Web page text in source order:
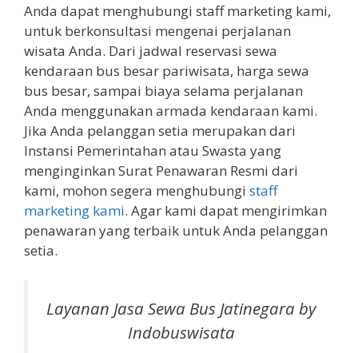
Anda dapat menghubungi staff marketing kami,
untuk berkonsultasi mengenai perjalanan
wisata Anda. Dari jadwal reservasi sewa
kendaraan bus besar pariwisata, harga sewa
bus besar, sampai biaya selama perjalanan
Anda menggunakan armada kendaraan kami.
Jika Anda pelanggan setia merupakan dari
Instansi Pemerintahan atau Swasta yang
menginginkan Surat Penawaran Resmi dari
kami, mohon segera menghubungi staff
marketing kami. Agar kami dapat mengirimkan
penawaran yang terbaik untuk Anda pelanggan
setia.
Layanan Jasa Sewa Bus Jatinegara by
Indobuswisata